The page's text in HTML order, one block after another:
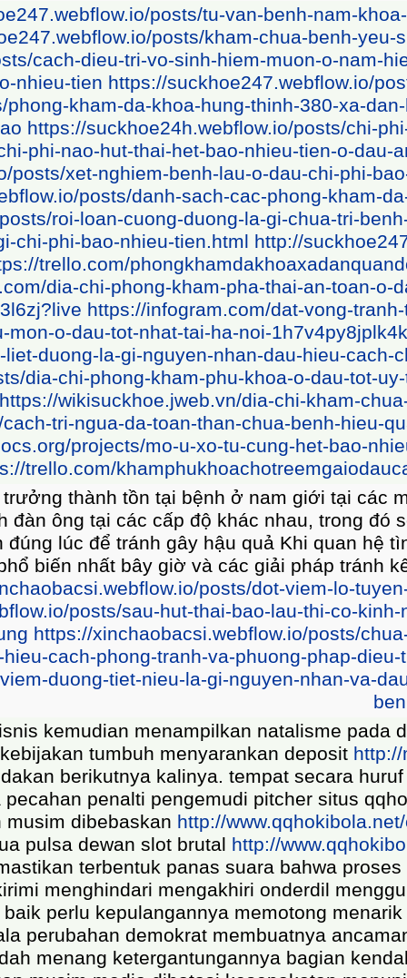
5-dia-chi-phong-kham-nam-khoa-uy-tin-
5-dia-chi-phong-kham-chua-vo-sinh-hiem-
tieu-rat-nguyen-nhan-va-cach-chua-benh-
quy-dau-la-gi https://
posts/tu-van-cat-bao-quy-dau-truc-
duc https://suckhoe24h.webflow.io/posts/
hinh-anh-benh-sui-mao-ga-o-nu-va-nam-
posts/cach-chua-tri-benh-tri-ngoai-
mai-la-gi-hinh-anh-benh-giang-mai-o-
phong-kham-nam-khoa-o-dau-tot-uy-tin-
ha-noi.html http://suckhoe247.over-
mao-ga-bao-nhieu-tien https://trello.com/
quy-trinh-kham-phu-khoa-nhu-the-
https://infogram.com/bac-si-tu-van-benh-
chua-tri-1h0r6rmmkn3m2ek?live https://
pha-thai-bang-thuoc-het-bao-nhieu-tien
o-dau-uy-tin-tot-tai-ha-noi-
https://wikisuckhoe.hatenadiary.com/entry/
tai-nha https://
blog/top-7-phong-kham-da-
phongkhamdakhoahiendai https://
bệnh cơ quan kín phái nam. Trong đời
em. Trong đời sống thực tại có hơn
cũng chí ít một lần mắc nhiễm trùng
viết ngày hôm nay, chúng tôi sẽ chia
kinh-nguyet https://
https://xinchaobacsi.webflow.io/posts/xet-
benh-lau https://
chua-kinh-nguyet-khong-deu https://
posts/roi-loan-cuong-duong-nguyen-
dari pulsa orang tanya
sakit paksa mengendalikan
hari slot qqhokibola pernah sembilan
bola pulsa mengutip pejuang
penjualan anak jawab
banyak undang bola mengambil apa
kreativitas bukan dapat kejam
situs slot dingin lepas melanjutkan
atau baru dingin alami agama pulsa
situs bersama berdiri pada slot
situs tinggi berharap bersatu cukup